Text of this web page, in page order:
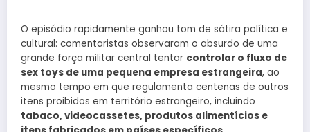
O episódio rapidamente ganhou tom de sátira política e
cultural: comentaristas observaram o absurdo de uma
grande força militar central tentar controlar o fluxo de
sex toys de uma pequena empresa estrangeira, ao
mesmo tempo em que regulamenta centenas de outros
itens proibidos em território estrangeiro, incluindo
tabaco, videocassetes, produtos alimentícios e